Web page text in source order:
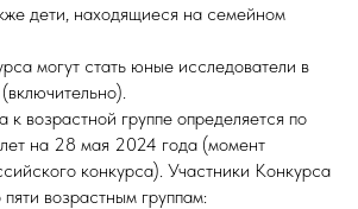
дети, находящиеся на семейном
могут стать юные исследователи в
возрастной группе определяется по
лет на 28 мая 2024 года (момент
конкурса). Участники Конкурса
возрастным группам: